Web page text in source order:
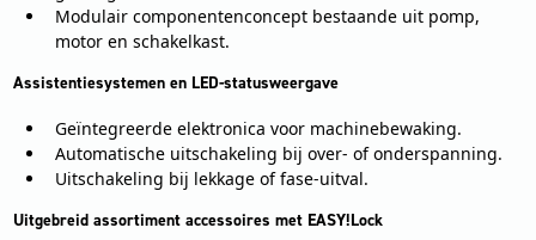
Modulair componentenconcept bestaande uit pomp,
motor en schakelkast.
Assistentiesystemen en LED-statusweergave
Geïntegreerde elektronica voor machinebewaking.
Automatische uitschakeling bij over- of onderspanning.
Uitschakeling bij lekkage of fase-uitval.
Uitgebreid assortiment accessoires met EASY!Lock